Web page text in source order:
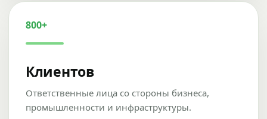
800+
Клиентов
Ответственные лица со стороны бизнеса,
промышленности и инфраструктуры.